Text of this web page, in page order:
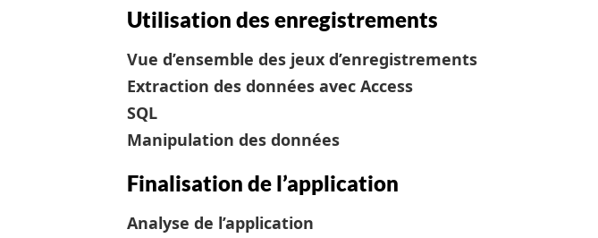
Utilisation des enregistrements
Vue d’ensemble des jeux d’enregistrements
Extraction des données avec Access
SQL
Manipulation des données
Finalisation de l’application
Analyse de l’application